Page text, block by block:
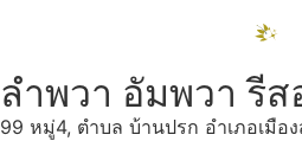
ลำพวา อัมพวา รีส
99 หมู่4, ตำบล บ้านปรก อำเภอเมือ